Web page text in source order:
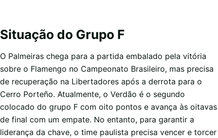
Situação do Grupo F
O Palmeiras chega para a partida embalado pela vitória
sobre o Flamengo no Campeonato Brasileiro, mas precisa
de recuperação na Libertadores após a derrota para o
Cerro Porteño. Atualmente, o Verdão é o segundo
colocado do grupo F com oito pontos e avança às oitavas
de final com um empate. No entanto, para garantir a
liderança da chave, o time paulista precisa vencer e torcer